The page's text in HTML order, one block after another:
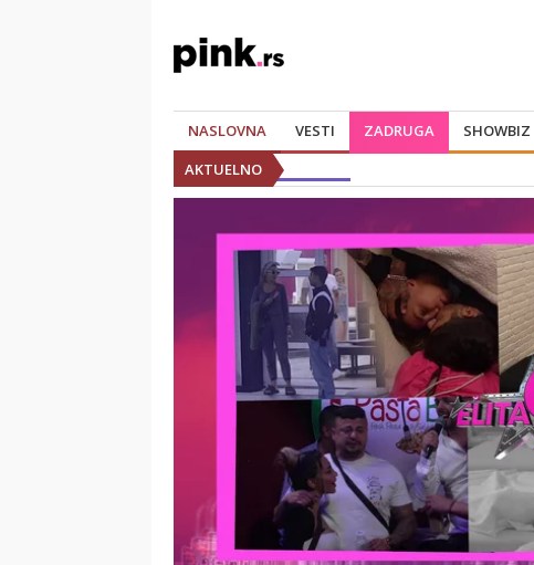
NASLOVNA VESTI ZADRUGA SHOWBIZ
AKTUELNO